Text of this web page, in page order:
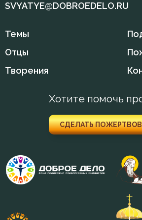
Девство
Деньги
SVYATYE@DOBROEDELO.RU
Темы
Отцы
Творения
Хотите помочь
СДЕЛАТЬ